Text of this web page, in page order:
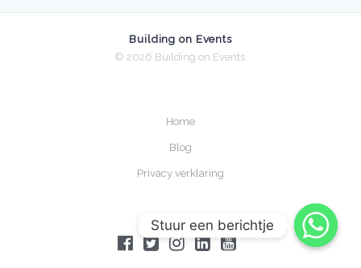
Building on Events
© 2026 Building on Events.
Home
Blog
Privacy verklaring
Stuur een berichtje